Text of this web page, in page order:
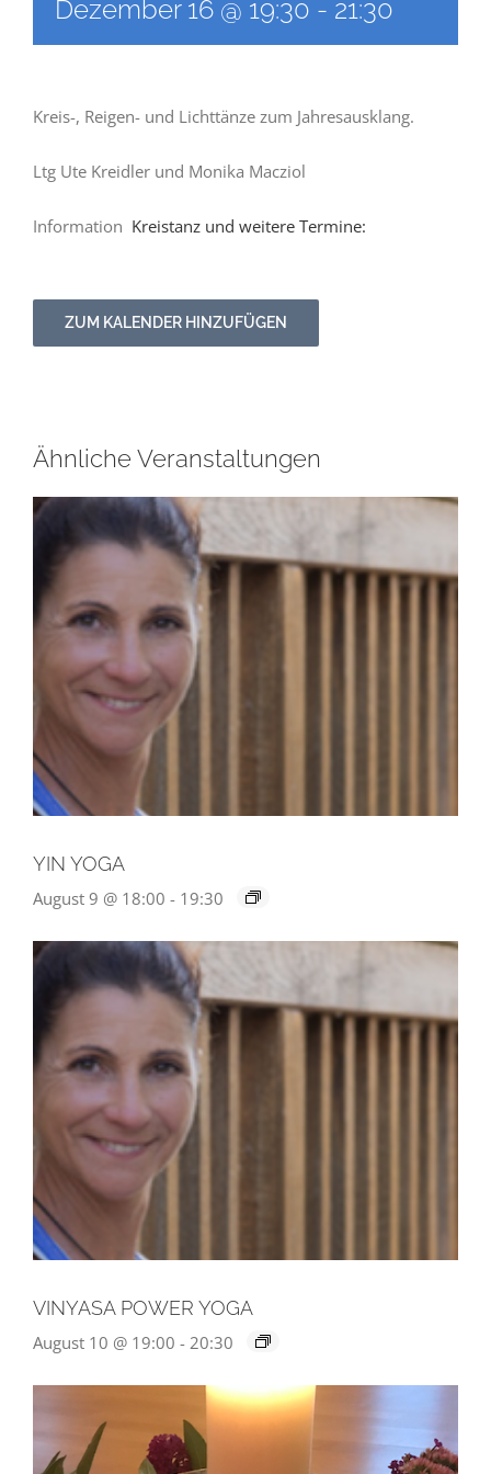
Kulturnetz
Dezember 16 @ 19:30 - 21:30
Kreis-, Reigen- und Lichttänze zum Jahresausklang.
Ltg Ute Kreidler und Monika Macziol
Information Kreistanz und weitere Termine:
ZUM KALENDER HINZUFÜGEN
Ähnliche Veranstaltungen
YIN YOGA
August 9 @ 18:00 - 19:30
VINYASA POWER YOGA
August 10 @ 19:00 - 20:30